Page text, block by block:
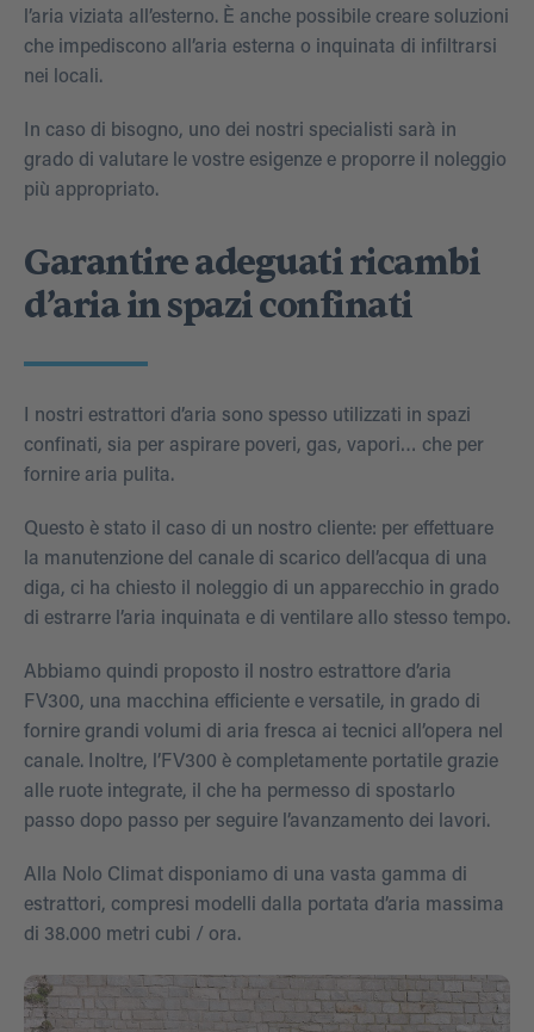
l’aria viziata all’esterno. È anche possibile creare soluzioni
che impediscono all’aria esterna o inquinata di infiltrarsi
nei locali.
In caso di bisogno, uno dei nostri specialisti sarà in
grado di valutare le vostre esigenze e proporre il noleggio
più appropriato.
Garantire adeguati ricambi
d’aria in spazi confinati
I nostri estrattori d’aria sono spesso utilizzati in spazi
confinati, sia per aspirare poveri, gas, vapori… che per
fornire aria pulita.
Questo è stato il caso di un nostro cliente: per effettuare
la manutenzione del canale di scarico dell’acqua di una
diga, ci ha chiesto il noleggio di un apparecchio in grado
di estrarre l’aria inquinata e di ventilare allo stesso tempo.
Abbiamo quindi proposto il nostro estrattore d’aria
FV300, una macchina efficiente e versatile, in grado di
fornire grandi volumi di aria fresca ai tecnici all’opera nel
canale. Inoltre, l’FV300 è completamente portatile grazie
alle ruote integrate, il che ha permesso di spostarlo
passo dopo passo per seguire l’avanzamento dei lavori.
Alla Nolo Climat disponiamo di una vasta gamma di
estrattori, compresi modelli dalla portata d’aria massima
di 38.000 metri cubi / ora.